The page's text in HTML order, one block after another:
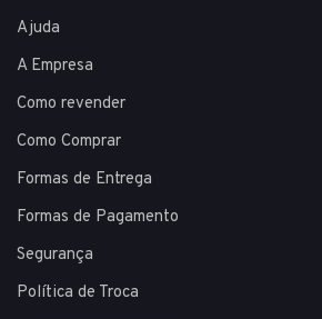
Ajuda
A Empresa
Como revender
Como Comprar
Formas de Entrega
Formas de Pagamento
Segurança
Política de Troca